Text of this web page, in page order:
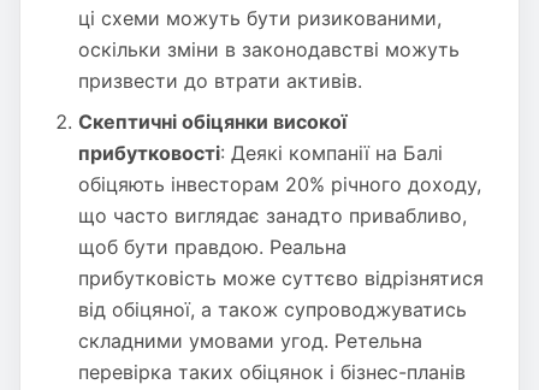
ці схеми можуть бути ризикованими,
оскільки зміни в законодавстві можуть
призвести до втрати активів.
Скептичні обіцянки високої
прибутковості: Деякі компанії на Балі
обіцяють інвесторам 20% річного доходу,
що часто виглядає занадто привабливо,
щоб бути правдою. Реальна
прибутковість може суттєво відрізнятися
від обіцяної, а також супроводжуватись
складними умовами угод. Ретельна
перевірка таких обіцянок і бізнес-планів